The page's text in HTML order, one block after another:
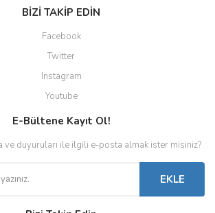
BİZİ TAKİP EDİN
Facebook
Twitter
Instagram
Youtube
E-Bültene Kayıt Ol!
ve duyuruları ile ilgili e-posta almak ister misiniz?
EKLE